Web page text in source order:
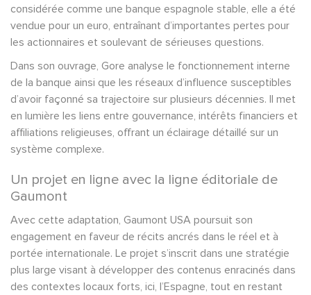
considérée comme une banque espagnole stable, elle a été
vendue pour un euro, entraînant d’importantes pertes pour
les actionnaires et soulevant de sérieuses questions.
Dans son ouvrage, Gore analyse le fonctionnement interne
de la banque ainsi que les réseaux d’influence susceptibles
d’avoir façonné sa trajectoire sur plusieurs décennies. Il met
en lumière les liens entre gouvernance, intérêts financiers et
affiliations religieuses, offrant un éclairage détaillé sur un
système complexe.
Un projet en ligne avec la ligne éditoriale de
Gaumont
Avec cette adaptation, Gaumont USA poursuit son
engagement en faveur de récits ancrés dans le réel et à
portée internationale. Le projet s’inscrit dans une stratégie
plus large visant à développer des contenus enracinés dans
des contextes locaux forts, ici, l’Espagne, tout en restant